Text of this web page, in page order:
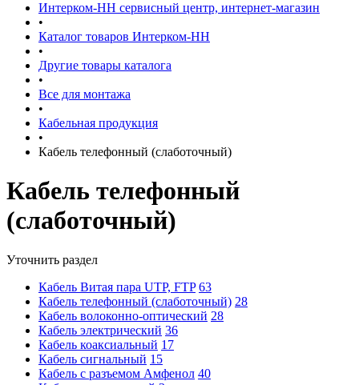
Интерком-НН сервисный центр, интернет-магазин
•
Каталог товаров Интерком-НН
•
Другие товары каталога
•
Все для монтажа
•
Кабельная продукция
•
Кабель телефонный (слаботочный)
Кабель телефонный
(слаботочный)
Уточнить раздел
Кабель Витая пара UTP, FTP 63
Кабель телефонный (слаботочный) 28
Кабель волоконно-оптический 28
Кабель электрический 36
Кабель коаксиальный 17
Кабель сигнальный 15
Кабель с разъемом Амфенол 40